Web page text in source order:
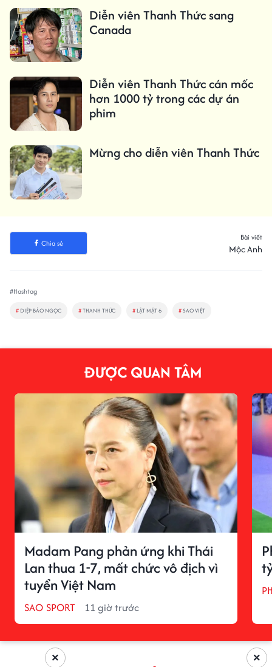
Diễn viên Thanh Thức sang
Canada
Diễn viên Thanh Thức cán mốc
hơn 1000 tỷ trong các dự án
phim
Mừng cho diễn viên Thanh Thức
Chia sẻ
Bài viết
Mộc Anh
#Hashtag
# DIỆP BẢO NGỌC #THANH THỨC # LẬT MẶT 6 #SAO VIỆT
ĐƯỢC QUAN TÂM
Madam Pang phản ứng khi Thái
Lan thua 1-7, mất chức vô địch vì
tuyển Việt Nam
SAO SPORT 11 giờ trước
×
×